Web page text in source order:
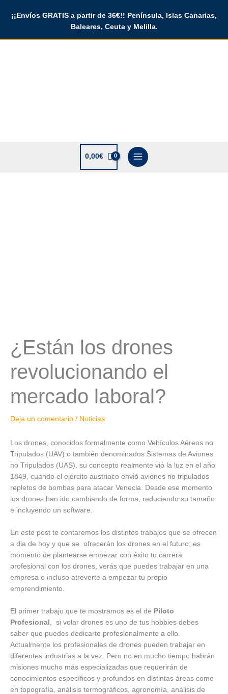
¡¡Envíos GRATIS a partir de 36€!! Península, Islas Canarias,
Baleares, Ceuta y Melilla.
0,00€
¿Están los drones
revolucionando el
mercado laboral?
Deja un comentario / Noticias
Los drones, conocidos formalmente como Vehículos Aéreos no
Tripulados (UAV) o también denominados Sistemas de Aviones
no Tripulados (UAS), su concepto realmente vió la luz en el año
1849, cuando el ejército austriaco envió aviones no tripulados
repletos de bombas para atacar Venecia. Desde ese momento
los drones han ido cambiando de forma, reduciendo su tamaño
e incluyendo un software.
En este post te contaremos los distintos trabajos que se ofrecen
a dia de hoy y que se ofrecerán los drones en el futuro; es
momento de plantearse empezar con éxito tu carrera
profesional con los drones, verás que puedes trabajar en una
empresa o incluso atreverte a empezar tu propio
emprendimiento.
El primer trabajo que te mostramos es el de Piloto
Profesional
, si volar drones es uno de tus hobbies debes
saber que puedes dedicarte profesionalmente a ello.
Actualmente los profesionales de drones pueden trabajar en
diferentes industrias a la vez. Pero no en mucho tiempo habrán
misiones mucho más especializadas que requerirán de
conocimientos específicos y profundos en distintas áreas como
en topografía, análisis termográficos, agronomía, análisis de